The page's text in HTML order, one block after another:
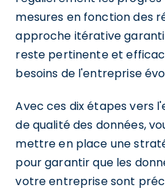
mesures en fonction des
approche itérative
reste pertinente et
besoins de l'entreprise
Avec ces dix étapes vers
de qualité des données,
mettre en place une
pour garantir que les
votre entreprise sont